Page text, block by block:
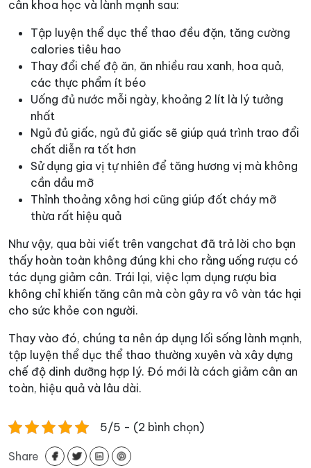
cân khoa học và lành mạnh sau:
Tập luyện thể dục thể thao đều đặn, tăng cường
calories tiêu hao
Thay đổi chế độ ăn, ăn nhiều rau xanh, hoa quả,
các thực phẩm ít béo
Uống đủ nước mỗi ngày, khoảng 2 lít là lý tưởng
nhất
Ngủ đủ giấc, ngủ đủ giấc sẽ giúp quá trình trao đổi
chất diễn ra tốt hơn
Sử dụng gia vị tự nhiên để tăng hương vị mà không
cần dầu mỡ
Thỉnh thoảng xông hơi cũng giúp đốt cháy mỡ
thừa rất hiệu quả
Như vậy, qua bài viết trên vangchat đã trả lời cho bạn
thấy hoàn toàn không đúng khi cho rằng uống rượu có
tác dụng giảm cân. Trái lại, việc lạm dụng rượu bia
không chỉ khiến tăng cân mà còn gây ra vô vàn tác hại
cho sức khỏe con người.
Thay vào đó, chúng ta nên áp dụng lối sống lành mạnh,
tập luyện thể dục thể thao thường xuyên và xây dựng
chế độ dinh dưỡng hợp lý. Đó mới là cách giảm cân an
toàn, hiệu quả và lâu dài.
5/5 - (2 bình chọn)
Share